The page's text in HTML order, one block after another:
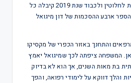
תולדת הנחת הנחות מוטעות לחלוטין ולכבוד שנת 2019 קיבלה כל
ארבע ההסכמות של דון מיגואל
והתחנך באזור הכפרי של מקסיקו
המשפחה ציפתה לכך שמיגואל יאמץ
בת מאות השנים, אך הוא לא בדיוק
והלך דווקא על לימודי רפואה, והפך